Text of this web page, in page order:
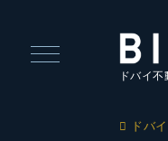
ドバイ
ドバ